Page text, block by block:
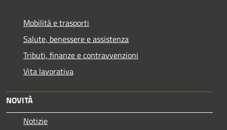
Mobilità e trasporti
Salute, benessere e assistenza
Tributi, finanze e contravvenzioni
Vita lavorativa
NOVITÀ
Notizie